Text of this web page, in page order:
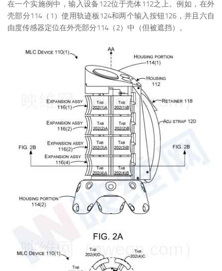
在一个实施例中，输入设备122位于壳体112之上。例如，在外
壳部分114（1）使用轨迹板124和两个输入按钮126，并且六自
由度传感器定位在外壳部分114（2）中（但被遮挡）。
映维网（nweon.com）
映维网（nweon.com）